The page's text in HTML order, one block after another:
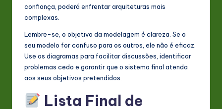
confiança, poderá enfrentar arquiteturas mais
complexas.
Lembre-se, o objetivo da modelagem é clareza. Se o
seu modelo for confuso para os outros, ele não é eficaz.
Use os diagramas para facilitar discussões, identificar
problemas cedo e garantir que o sistema final atenda
aos seus objetivos pretendidos.
Lista Final de